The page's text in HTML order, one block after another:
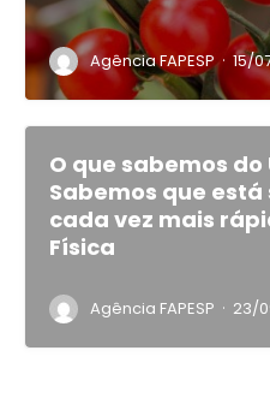
Agência FAPESP · 15/
O que sabemos do
Sabemos que
cada vez mais
Física
Agência FAPESP · 23/